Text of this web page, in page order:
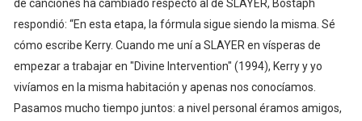
de canciones ha cambiado respecto al de SLAYER, Bostaph
respondió: “En esta etapa, la fórmula sigue siendo la misma. Sé
cómo escribe Kerry. Cuando me uní a SLAYER en vísperas de
empezar a trabajar en "Divine Intervention" (1994), Kerry y yo
vivíamos en la misma habitación y apenas nos conocíamos.
Pasamos mucho tiempo juntos: a nivel personal éramos amigos,